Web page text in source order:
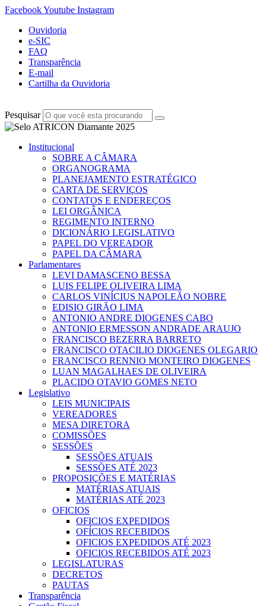
FacebookYoutube Instagram
Ouvidoria
e-SIC
FAQ
Transparência
E-mail
Cartilha da Ouvidoria
Pesquisar
Institucional
SOBRE A CÂMARA
ORGANOGRAMA
PLANEJAMENTO ESTRATÉGICO
CARTA DE SERVIÇOS
CONTATOS E ENDEREÇOS
LEI ORGÂNICA
REGIMENTO INTERNO
DICIONÁRIO LEGISLATIVO
PAPEL DO VEREADOR
PAPEL DA CÂMARA
Parlamentares
LEVI DAMASCENO BESSA
LUIS FELIPE OLIVEIRA LIMA
CARLOS VINÍCIUS NAPOLEÃO NOBRE
EDISIO GIRÃO LIMA
ANTONIO ANDRE DIOGENES CABO
ANTONIO ERMESSON ANDRADE ARAUJO
FRANCISCO BEZERRA BARRETO
FRANCISCO OTACILIO DIOGENES OLEGARIO
FRANCISCO RENNIO MONTEIRO DIOGENES
LUAN MAGALHAES DE OLIVEIRA
PLACIDO OTAVIO GOMES NETO
Legislativo
LEIS MUNICIPAIS
VEREADORES
MESA DIRETORA
COMISSÕES
SESSÕES
SESSÕES ATUAIS
SESSÕES ATÉ 2023
PROPOSIÇÕES E MATÉRIAS
MATÉRIAS ATUAIS
MATÉRIAS ATÉ 2023
OFICIOS
OFICIOS EXPEDIDOS
OFÍCIOS RECEBIDOS
OFICIOS EXPEDIDOS ATÉ 2023
OFICIOS RECEBIDOS ATÉ 2023
LEGISLATURAS
DECRETOS
PAUTAS
Transparência